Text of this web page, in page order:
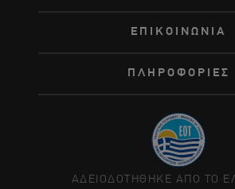
ΕΠΙΚΟΙΝΩΝΙΑ
ΠΛΗΡΟΦΟΡΙΕΣ
ΑΔΕΙΟΔΟΤΗΘΗΚΕ ΑΠΟ ΤΟ